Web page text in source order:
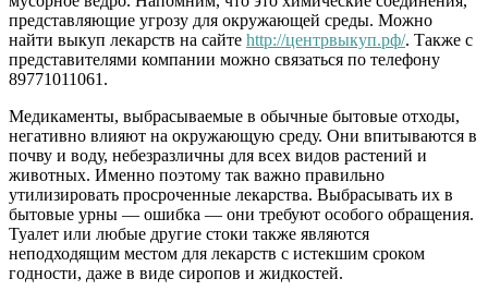
представляющие угрозу для окружающей среды. Можно
найти выкуп лекарств на сайте http://центрвыкуп.рф/. Также с
представителями компании можно связаться по телефону
89771011061.
Медикаменты, выбрасываемые в обычные бытовые отходы,
негативно влияют на окружающую среду. Они впитываются в
почву и воду, небезразличны для всех видов растений и
животных. Именно поэтому так важно правильно
утилизировать просроченные лекарства. Выбрасывать их в
бытовые урны — ошибка — они требуют особого обращения.
Туалет или любые другие стоки также являются
неподходящим местом для лекарств с истекшим сроком
годности, даже в виде сиропов и жидкостей.